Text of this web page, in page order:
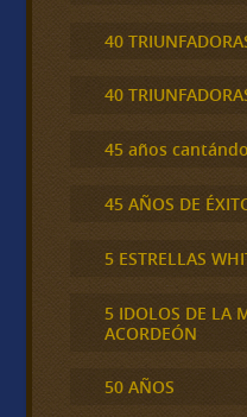
40
40
45 años
45 AÑOS DE
5 ESTRELLAS
5 IDOLOS DE LA
ACORDEÓN
50 AÑOS